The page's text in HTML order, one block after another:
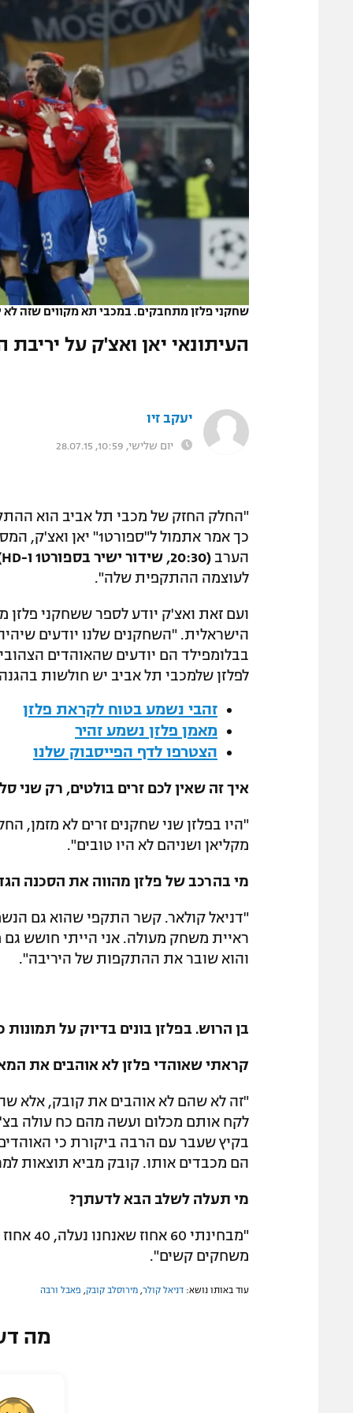
תקנון משתתפים וזוכים בפרסים
תקנון עבור פעילות אלקטרה
תקנון עבור פעילות ספורט 1 – "מרלן"
גיימינג E-Sports
תנאי שימוש
מדיניות פרטיות
תקנון פעילות ספורט 1
רשיון להקרנה פומבית לבית עסק
הצטרפות לחבילת הערוצים
לוח דרושים – ג'ובנט
המגזין
מכבי
בני
שחקני פלזן מתחבקים. במכבי תא מקווים שזה לא
העיתונאי יאן ואצ'ק על
יעקב זיו
יום שלישי, 10:59, 28.07.15
"החלק החזק של מכבי תל אביב הוא
כך אמר אתמול
הערב (20:30, שידור ישיר בספורט1 ו-HD)
לעוצמה ההתקפית שלה".
ועם זאת ואצ'ק יודע לספר ששחקני
הישראלית. "השחקנים שלנו יודעים
בבלומפילד הם יודעים שהאוהדים
לפלזן שלמכבי תל אביב יש חולשות
זהבי נשמע בטוח לקראת פלזן
מאמן פלזן נשמע זהיר
הצטרפו לדף הפייסבוק שלנו
איך זה שאין לכם זרים בולטים, רק שני
"היו בפלזן שני שחקנים זרים לא מזמן,
מקליאן ושניהם לא היו טובים".
מי בהרכב של פלזן מהווה את הסכנה
"דניאל קולאר. קשר התקפי שהוא גם
ראיית משחק מעולה. אני הייתי חושש
והוא שובר את ההתקפות של היריבה".
בן הרוש. בפלזן בונים בדיוק על תמונות
קראתי שאוהדי פלזן לא אוהבים את
"זה לא שהם לא אוהבים את קובק, אלא
לקח אותם מכלום ועשה מהם כח עולה
בקיץ שעבר עם הרבה ביקורת כי
הם מכבדים אותו. קובק מביא תוצאות
מי תעלה לשלב הבא לדעתך?
משחקים קשים".
עוד באותו נושא: דניאל קולר מירוסלב קובק פאבל ורבה
מה